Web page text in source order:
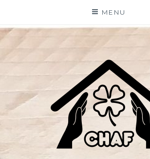
content
MENU